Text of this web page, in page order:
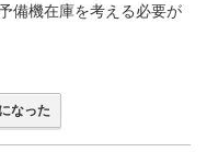
備機在庫を考える必要が
なった